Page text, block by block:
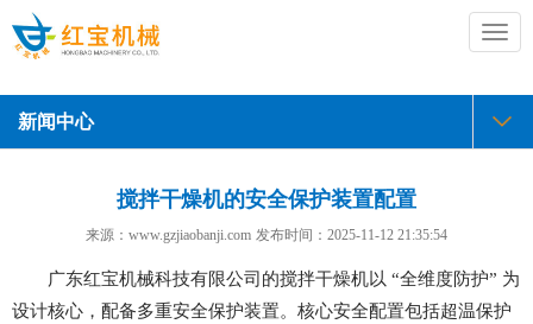
切
换
航
新闻中心
搅拌干燥机的安全保护装置配置​
来源：www.gzjiaobanji.com 发布时间： 2025-11-12 21:35:54
广东红宝机械科技有限公司的搅拌干燥机以 “全维度防护” 为
设计核心，配备多重安全保护装置。核心安全配置包括超温保护